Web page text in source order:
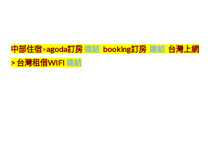
中部住宿>agoda訂房連結 booking訂房 連結 台灣上網
> 台灣租借WIFI連結